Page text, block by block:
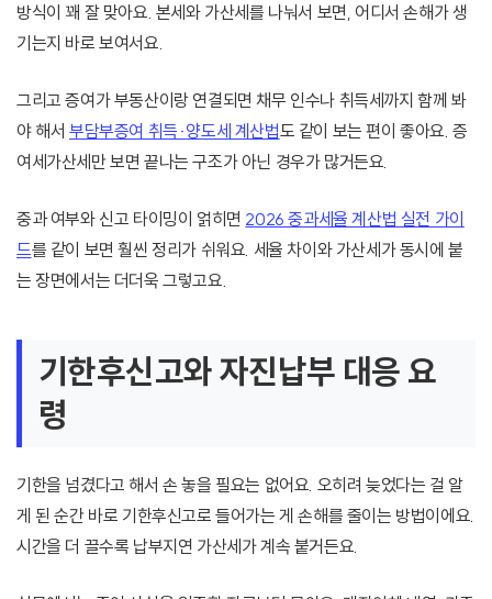
방식이 꽤 잘 맞아요. 본세와 가산세를 나눠서 보면, 어디서 손해가 생
기는지 바로 보여서요.
그리고 증여가 부동산이랑 연결되면 채무 인수나 취득세까지 함께 봐
야 해서 부담부증여 취득·양도세 계산법도 같이 보는 편이 좋아요. 증
여세가산세만 보면 끝나는 구조가 아닌 경우가 많거든요.
중과 여부와 신고 타이밍이 얽히면 2026 중과세율 계산법 실전 가이
드를 같이 보면 훨씬 정리가 쉬워요. 세율 차이와 가산세가 동시에 붙
는 장면에서는 더더욱 그렇고요.
기한후신고와 자진납부 대응 요
령
기한을 넘겼다고 해서 손 놓을 필요는 없어요. 오히려 늦었다는 걸 알
게 된 순간 바로 기한후신고로 들어가는 게 손해를 줄이는 방법이에요.
시간을 더 끌수록 납부지연 가산세가 계속 붙거든요.